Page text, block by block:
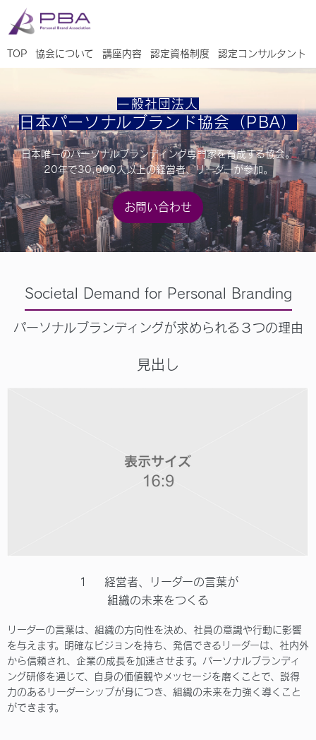
TOP 協会について 講座内容 認定資格制度 認定コンサルタント
一般社団法人
日本パーソナルブランド協会（PBA）
日本唯一のパーソナルブランディング専門家を育成する協会。
20年で30,000人以上の経営者、リーダーが参加。
お問い合わせ
Societal Demand for Personal Branding
パーソナルブランディングが求められる３つの理由
見出し
１ 経営者、リーダーの言葉が
組織の未来をつくる
リーダーの言葉は、組織の方向性を決め、社員の意識や行動に影響
を与えます。明確なビジョンを持ち、発信できるリーダーは、社内外
から信頼され、企業の成長を加速させます。パーソナルブランディ
ング研修を通じて、自身の価値観やメッセージを磨くことで、説得
力のあるリーダーシップが身につき、組織の未来を力強く導くこと
ができます。